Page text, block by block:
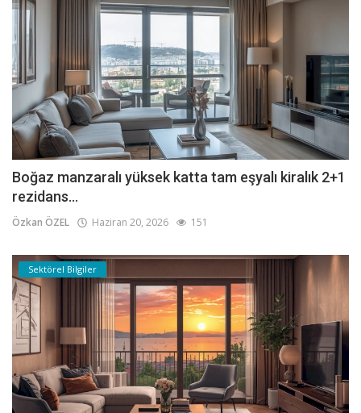
Boğaz manzaralı yüksek katta tam eşyalı kiralık 2+1
rezidans...
Özkan ÖZEL Haziran 20, 2026 151
Sektörel Bilgiler